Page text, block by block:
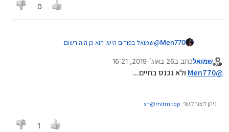
0
Men770
@שמואל בפורום הישן הוא כן היה רשום.
מנותק
שמואלכתב ב26 באוג׳ 2019, 16:21
נערך לאחרונה על ידי
@
Men770 ולא נכנס בחיים...
ניתן ליצור קשר: sh@mitm.top
1